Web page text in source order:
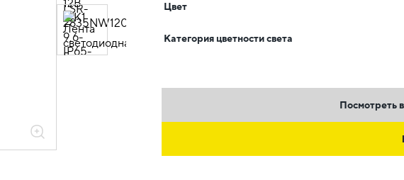
Цвет
Категория цветности света
Посмотреть